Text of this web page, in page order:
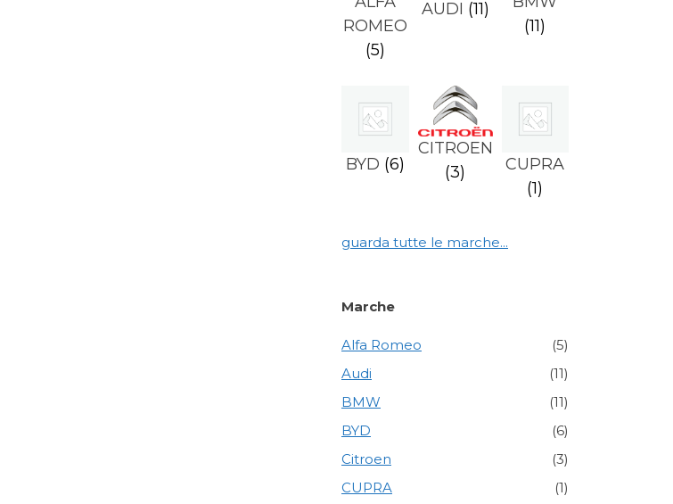
ROMEO
(5)
AUDI (11)
(11)
BYD (6)
CITROEN
(3)
CUPRA
(1)
guarda tutte le marche...
Marche
Alfa Romeo
(5)
Audi
(11)
BMW
(11)
BYD
(6)
Citroen
(3)
CUPRA
(1)